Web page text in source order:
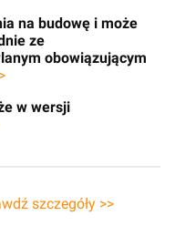
na budowę i może
ze
obowiązującym
w wersji
szczegóły >>